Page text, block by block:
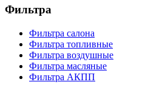
Фильтра
Фильтра салона
Фильтра топливные
Фильтра воздушные
Фильтра масляные
Фильтра АКПП